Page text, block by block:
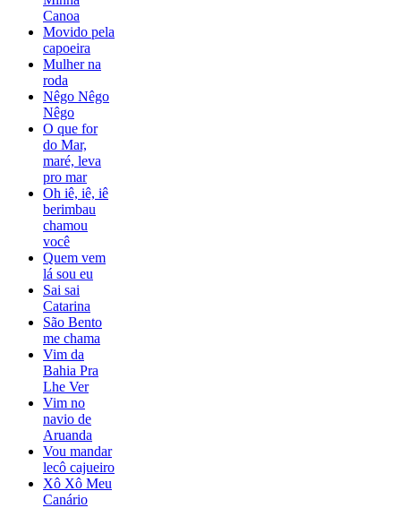
Canoa
Movido pela
capoeira
Mulher na
roda
Nêgo Nêgo
Nêgo
O que for
do Mar,
maré, leva
pro mar
Oh iê, iê, iê
berimbau
chamou
você
Quem vem
lá sou eu
Sai sai
Catarina
São Bento
me chama
Vim da
Bahia Pra
Lhe Ver
Vim no
navio de
Aruanda
Vou mandar
lecô cajueiro
Xô Xô Meu
Canário